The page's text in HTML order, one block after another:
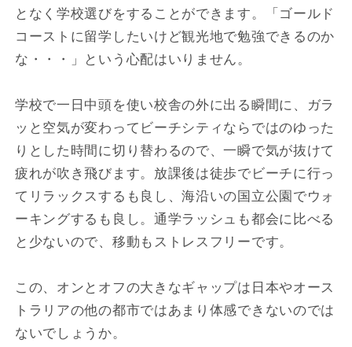
となく学校選びをすることができます。「ゴールド
コーストに留学したいけど観光地で勉強できるのか
な・・・」という心配はいりません。
学校で一日中頭を使い校舎の外に出る瞬間に、ガラ
ッと空気が変わってビーチシティならではのゆった
りとした時間に切り替わるので、一瞬で気が抜けて
疲れが吹き飛びます。放課後は徒歩でビーチに行っ
てリラックスするも良し、海沿いの国立公園でウォ
ーキングするも良し。通学ラッシュも都会に比べる
と少ないので、移動もストレスフリーです。
この、オンとオフの大きなギャップは日本やオース
トラリアの他の都市ではあまり体感できないのでは
ないでしょうか。